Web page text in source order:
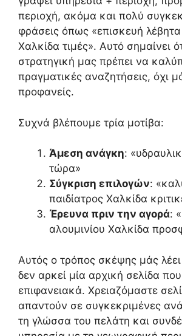
περιοχή, ακόμα και πολύ
φράσεις όπως «επισκευή λέβητα
Χαλκίδα τιμές». Αυτό σημαίνει
στρατηγική μας πρέπει να
πραγματικές αναζητήσεις, όχι
προφανείς.
Συχνά βλέπουμε τρία μοτίβα:
Άμεση ανάγκη:
τώρα»
Σύγκριση επιλογών:
παιδίατρος Χαλκίδα
Έρευνα πριν την αγορά:
αλουμινίου Χαλκίδα
Αυτός ο τρόπος σκέψης μάς
δεν αρκεί μία αρχική σελίδα
επιφανειακά. Χρειαζόμαστε
απαντούν σε συγκεκριμένες
τη γλώσσα του πελάτη και